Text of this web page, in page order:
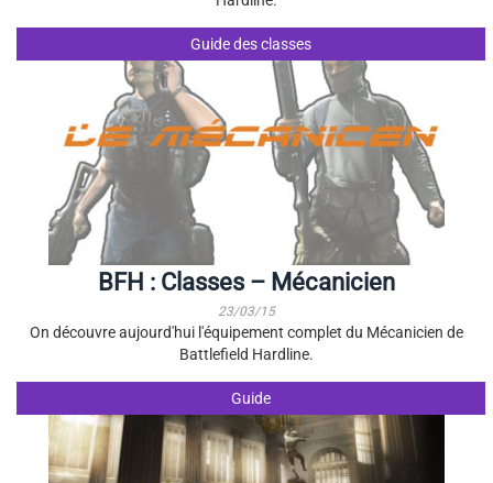
Guide des classes
BFH : Classes – Mécanicien
23/03/15
On découvre aujourd'hui l'équipement complet du Mécanicien de
Battlefield Hardline.
Guide